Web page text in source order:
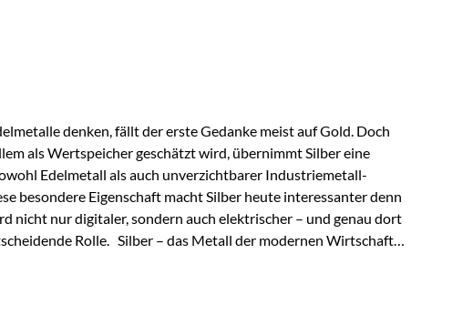
denken, fällt der erste Gedanke meist auf Gold. Doch
als Wertspeicher geschätzt wird, übernimmt Silber eine
Edelmetall als auch unverzichtbarer Industriemetall-
besondere Eigenschaft macht Silber heute interessanter denn
nicht nur digitaler, sondern auch elektrischer – und genau dort
Rolle. Silber – das Metall der modernen Wirtschaft
für zahlreiche Zukunftstechnologien praktisch unverzichtbar.